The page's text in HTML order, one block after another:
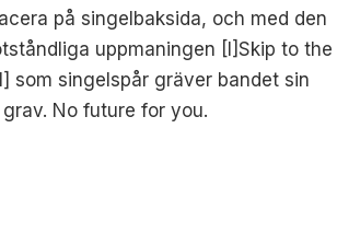
på singelbaksida, och med den
uppmaningen [I]Skip to the
som singelspår gräver bandet sin
No future for you.